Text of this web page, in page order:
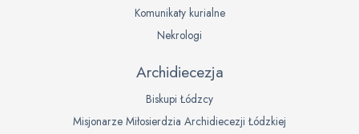
Komunikaty kurialne
Nekrologi
Archidiecezja
Biskupi Łódzcy
Misjonarze Miłosierdzia Archidiecezji Łódzkiej